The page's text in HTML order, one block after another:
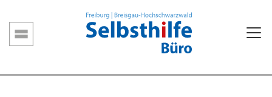
zum
Inhalt
Hauptnavigation